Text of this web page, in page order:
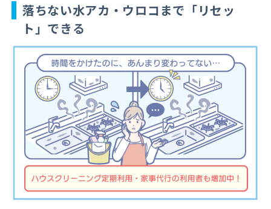
落ちない水アカ・ウロコまで「リセッ
ト」できる